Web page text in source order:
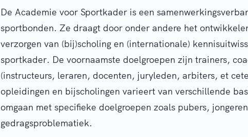
De Academie voor Sportkader is een
sportbonden. Ze draagt door onder andere het
verzorgen van (bij)scholing en (internationale)
sportkader. De voornaamste doelgroepen zijn trainers,
(instructeurs, leraren, docenten, juryleden, arbiters, et
opleidingen en bijscholingen varieert van verschillende
omgaan met specifieke doelgroepen zoals pubers,
gedragsproblematiek.